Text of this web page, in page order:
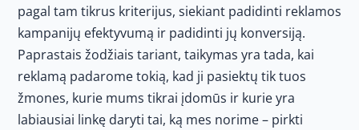
pagal tam tikrus kriterijus, siekiant padidinti reklamos
kampanijų efektyvumą ir padidinti jų konversiją.
Paprastais žodžiais tariant, taikymas yra tada, kai
reklamą padarome tokią, kad ji pasiektų tik tuos
žmones, kurie mums tikrai įdomūs ir kurie yra
labiausiai linkę daryti tai, ką mes norime – pirkti